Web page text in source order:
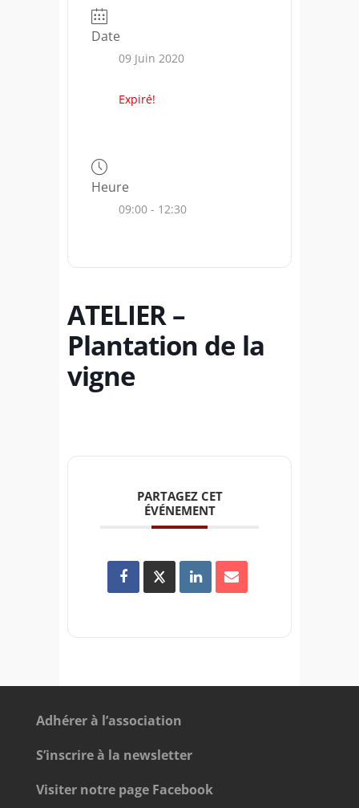
Date
09 Juin 2020
Expiré!
Heure
09:00 - 12:30
ATELIER –
Plantation de la
vigne
PARTAGEZ CET
ÉVÉNEMENT
Adhérer à l’association
S’inscrire à la newsletter
Visiter notre page Facebook